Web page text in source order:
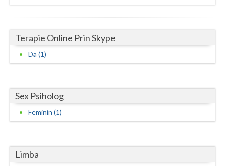
Terapie Online Prin Skype
Da (1)
Sex Psiholog
Feminin (1)
Limba